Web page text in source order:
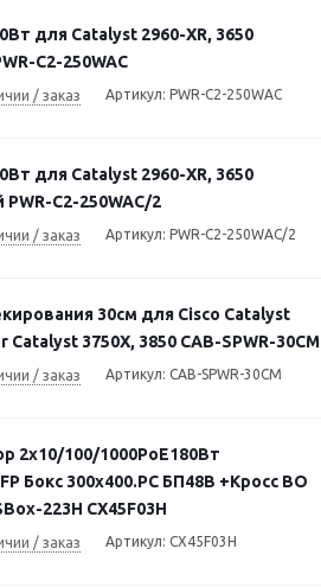
для Catalyst 2960-XR, 3650
C2-250WAC
/ заказ Артикул: PWR-C2-250WAC
для Catalyst 2960-XR, 3650
C2-250WAC/2
/ заказ Артикул: PWR-C2-250WAC/2
30см для Cisco Catalyst
Catalyst 3750X, 3850 CAB-SPWR-30CM
/ заказ Артикул: CAB-SPWR-30CM
2х10/100/1000PoE180Вт
Бокс 300x400.PC БП48В +Кросс ВО
223H CX45F03H
/ заказ Артикул: CX45F03H